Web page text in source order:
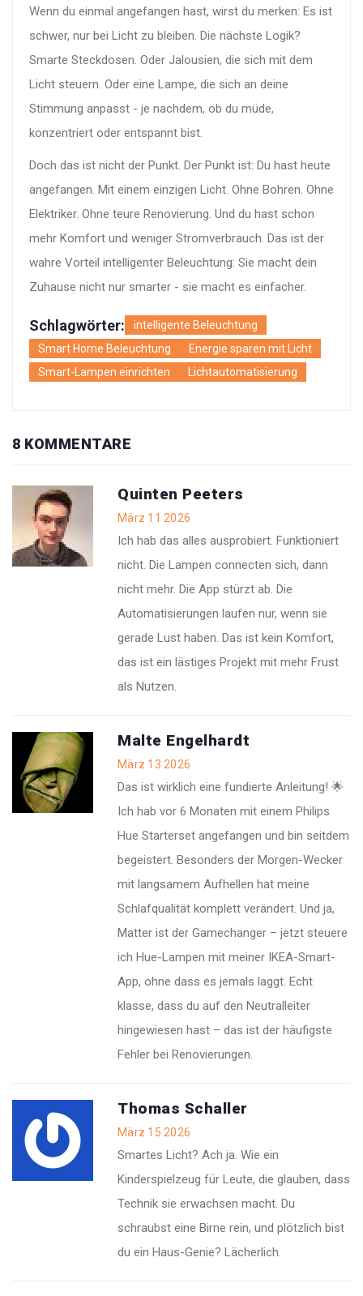
Wenn du einmal angefangen hast, wirst du merken: Es ist
schwer, nur bei Licht zu bleiben. Die nächste Logik?
Smarte Steckdosen. Oder Jalousien, die sich mit dem
Licht steuern. Oder eine Lampe, die sich an deine
Stimmung anpasst - je nachdem, ob du müde,
konzentriert oder entspannt bist.
Doch das ist nicht der Punkt. Der Punkt ist: Du hast heute
angefangen. Mit einem einzigen Licht. Ohne Bohren. Ohne
Elektriker. Ohne teure Renovierung. Und du hast schon
mehr Komfort und weniger Stromverbrauch. Das ist der
wahre Vorteil intelligenter Beleuchtung: Sie macht dein
Zuhause nicht nur smarter - sie macht es einfacher.
Schlagwörter:
intelligente Beleuchtung
Smart Home Beleuchtung
Energie sparen mit Licht
Smart-Lampen einrichten
Lichtautomatisierung
8 KOMMENTARE
Quinten Peeters
März 11 2026
Ich hab das alles ausprobiert. Funktioniert
nicht. Die Lampen connecten sich, dann
nicht mehr. Die App stürzt ab. Die
Automatisierungen laufen nur, wenn sie
gerade Lust haben. Das ist kein Komfort,
das ist ein lästiges Projekt mit mehr Frust
als Nutzen.
Malte Engelhardt
März 13 2026
Das ist wirklich eine fundierte Anleitung! 🌟
Ich hab vor 6 Monaten mit einem Philips
Hue Starterset angefangen und bin seitdem
begeistert. Besonders der Morgen-Wecker
mit langsamem Aufhellen hat meine
Schlafqualität komplett verändert. Und ja,
Matter ist der Gamechanger – jetzt steuere
ich Hue-Lampen mit meiner IKEA-Smart-
App, ohne dass es jemals laggt. Echt
klasse, dass du auf den Neutralleiter
hingewiesen hast – das ist der häufigste
Fehler bei Renovierungen.
Thomas Schaller
März 15 2026
Smartes Licht? Ach ja. Wie ein
Kinderspielzeug für Leute, die glauben, dass
Technik sie erwachsen macht. Du
schraubst eine Birne rein, und plötzlich bist
du ein Haus-Genie? Lächerlich.